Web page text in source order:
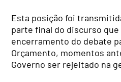
Esta posição foi
parte final do discurso
encerramento do debate
Orçamento, momentos
Governo ser rejeitado na